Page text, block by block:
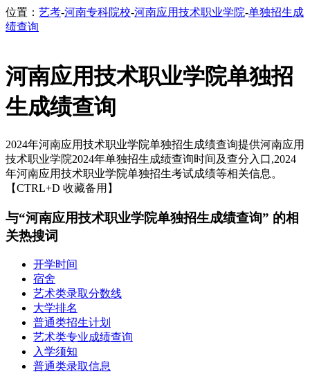
位置： 艺考-河南专科院校-河南应用技术职业学院-单独招生成
绩查询
河南应用技术职业学院单独招
生成绩查询
2024年河南应用技术职业学院单独招生成绩查询提供河南应用
技术职业学院2024年单独招生成绩查询时间及查分入口,2024
年河南应用技术职业学院单独招生考试成绩等相关信息。
【CTRL+D 收藏备用】
与“河南应用技术职业学院单独招生成绩查询” 的相
关热搜词
开学时间
宿舍
艺术类录取分数线
大学排名
普通类招生计划
艺术类专业成绩查询
入学须知
普通类录取信息